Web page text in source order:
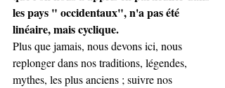
les pays " occidentaux", n'a pas été
linéaire, mais cyclique.
Plus que jamais, nous devons ici, nous
replonger dans nos traditions, légendes,
mythes, les plus anciens ; suivre nos